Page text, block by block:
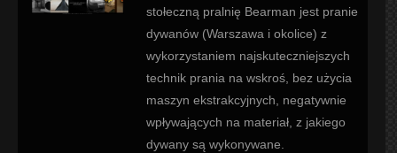
stołeczną pralnię Bearman jest pranie
dywanów (Warszawa i okolice) z
wykorzystaniem najskuteczniejszych
technik prania na wskroś, bez użycia
maszyn ekstrakcyjnych, negatywnie
wpływających na materiał, z jakiego
dywany są wykonywane.